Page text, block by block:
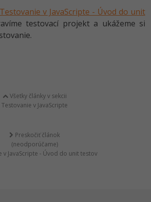
Testovanie v JavaScripte - Úvod do unit
testovací projekt a ukážeme si
Všetky články v sekcii
Testovanie v JavaScripte
Preskočiť článok
(neodporúčame)
v JavaScripte - Úvod do unit testov